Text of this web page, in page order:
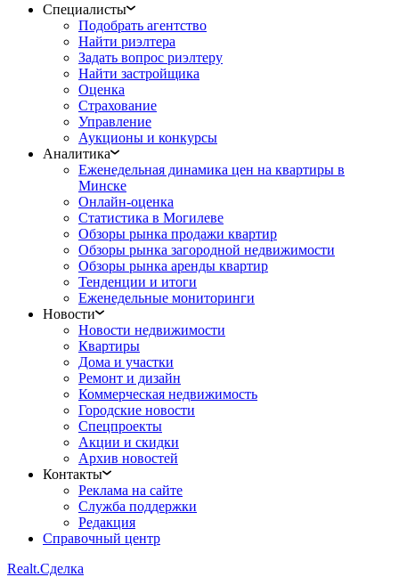
Специалисты
Подобрать агентство
Найти риэлтера
Задать вопрос риэлтеру
Найти застройщика
Оценка
Страхование
Управление
Аукционы и конкурсы
Аналитика
Еженедельная динамика цен на квартиры в
Минске
Онлайн-оценка
Статистика в Могилеве
Обзоры рынка продажи квартир
Обзоры рынка загородной недвижимости
Обзоры рынка аренды квартир
Тенденции и итоги
Еженедельные мониторинги
Новости
Новости недвижимости
Квартиры
Дома и участки
Ремонт и дизайн
Коммерческая недвижимость
Городские новости
Спецпроекты
Акции и скидки
Архив новостей
Контакты
Реклама на сайте
Служба поддержки
Редакция
Справочный центр
Realt.Сделка